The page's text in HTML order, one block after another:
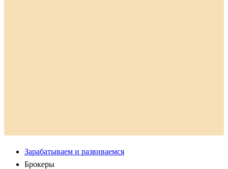
Зарабатываем и развиваемся
Брокеры